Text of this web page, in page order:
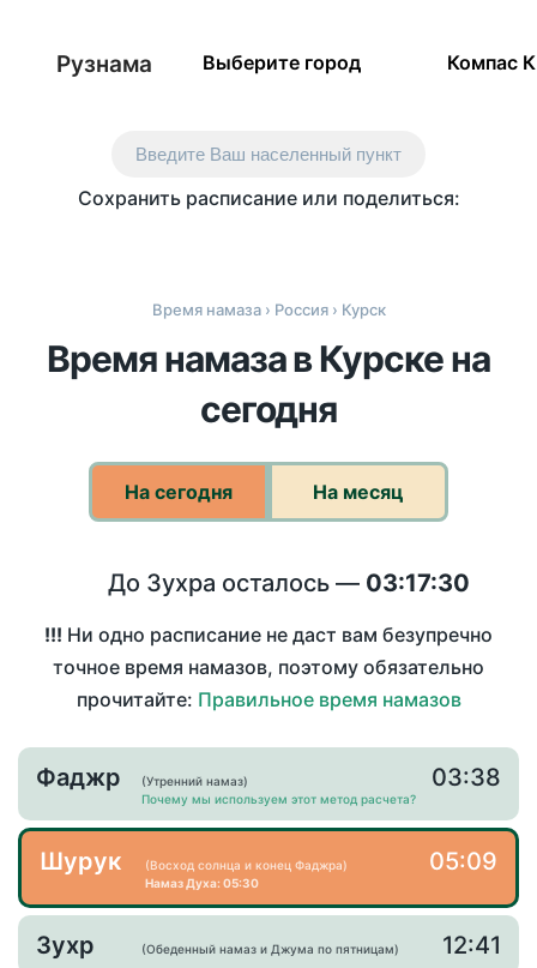
Рузнама Выберите город Компас
Введите Ваш населенный пункт
Сохранить расписание или поделиться:
Время намаза› Россия› Курск
Время намаза в Курске на
сегодня
На сегодня На месяц
До Зухра осталось — 03:17:30
!!! Ни одно расписание не даст вам безупречно
точное время намазов, поэтому обязательно
прочитайте: Правильное время намазов
Фаджр
(Утренний намаз)
Почему мы используем этот метод расчета?
03:38
Шурук
(Восход солнца и конец Фаджра)
Намаз Духа: 05:30
05:09
Зухр (Обеденный намаз и Джума по пятницам) 12:41